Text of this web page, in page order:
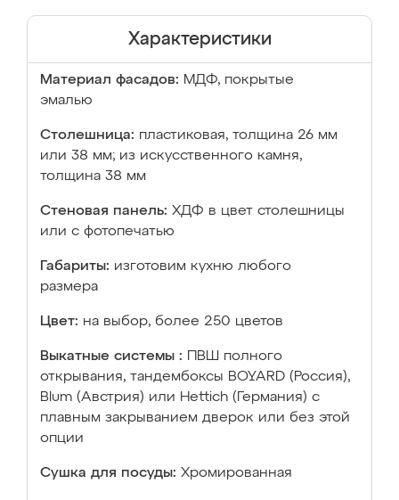
Характеристики
Материал фасадов: МДФ, покрытые
эмалью
Столешница: пластиковая, толщина 26 мм
или 38 мм; из искусственного камня,
толщина 38 мм
Стеновая панель: ХДФ в цвет столешницы
или с фотопечатью
Габариты: изготовим кухню любого
размера
Цвет: на выбор, более 250 цветов
Выкатные системы :
ПВШ полного
открывания, тандембоксы BOYARD (Россия),
Blum (Австрия) или Hettich (Германия) с
плавным закрыванием дверок или без этой
опции
Сушка для посуды: Хромированная